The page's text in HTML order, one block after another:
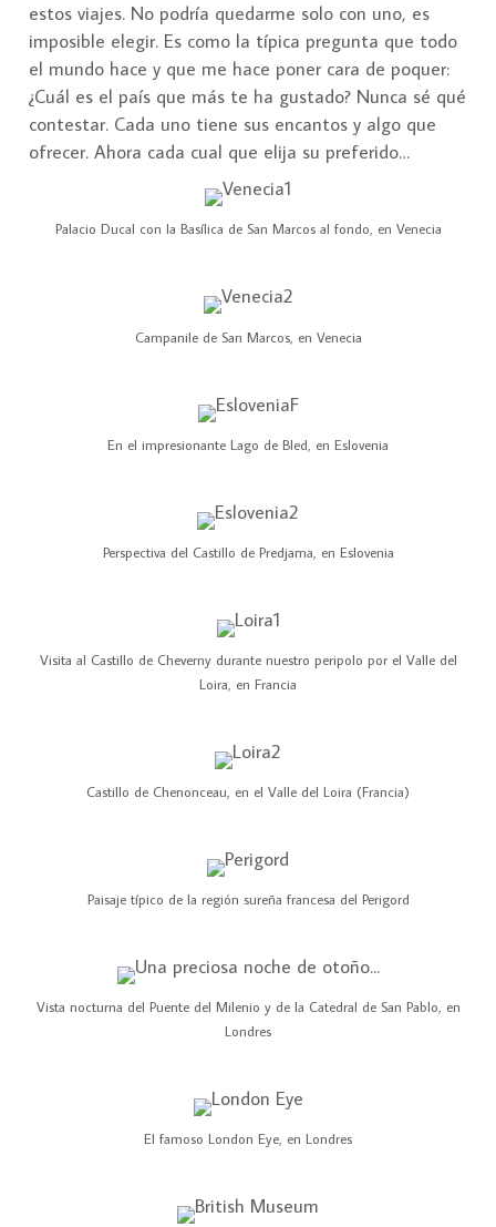
estos viajes. No podría quedarme solo con uno, es
imposible elegir. Es como la típica pregunta que todo
el mundo hace y que me hace poner cara de poquer:
¿Cuál es el país que más te ha gustado? Nunca sé qué
contestar. Cada uno tiene sus encantos y algo que
ofrecer. Ahora cada cual que elija su preferido…
Palacio Ducal con la Basílica de San Marcos al fondo, en Venecia
Campanile de San Marcos, en Venecia
En el impresionante Lago de Bled, en Eslovenia
Perspectiva del Castillo de Predjama, en Eslovenia
Visita al Castillo de Cheverny durante nuestro peripolo por el Valle del
Loira, en Francia
Castillo de Chenonceau, en el Valle del Loira (Francia)
Paisaje típico de la región sureña francesa del Perigord
Vista nocturna del Puente del Milenio y de la Catedral de San Pablo, en
Londres
El famoso London Eye, en Londres